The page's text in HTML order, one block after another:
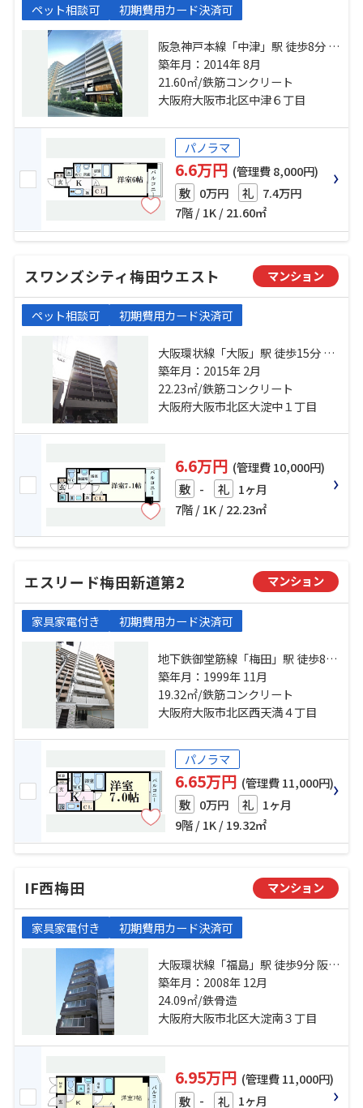
ペット相談可 初期費用カード決済可
阪急神戸本線「中津」駅 徒歩8分 大
阪環状線「大阪」駅 徒歩13分 地下
鉄御堂筋線「中津」駅 徒歩13分
築年月：2014年 8月
21.60㎡/鉄筋コンクリート
大阪府大阪市北区中津６丁目
パノラマ
6.6万円 (管理費 8,000円)
敷 0万円 礼 7.4万円
7階 / 1K / 21.60㎡
スワンズシティ梅田ウエスト マンション
ペット相談可 初期費用カード決済可
大阪環状線「大阪」駅 徒歩15分 阪
急神戸本線「中津」駅 徒歩9分 大阪
環状線「福島」駅 徒歩15分
築年月：2015年 2月
22.23㎡/鉄筋コンクリート
大阪府大阪市北区大淀中１丁目
6.6万円 (管理費 10,000円)
敷 - 礼 1ヶ月
7階 / 1K / 22.23㎡
エスリード梅田新道第2 マンション
家具家電付き 初期費用カード決済可
地下鉄御堂筋線「梅田」駅 徒歩8分
大阪環状線「大阪」駅 徒歩7分 京阪
本線「淀屋橋」駅 徒歩7分
築年月：1999年 11月
19.32㎡/鉄筋コンクリート
大阪府大阪市北区西天満４丁目
パノラマ
6.65万円 (管理費 11,000円)
敷 0万円 礼 1ヶ月
9階 / 1K / 19.32㎡
IF西梅田 マンション
家具家電付き 初期費用カード決済可
大阪環状線「福島」駅 徒歩9分 阪神
本線「福島」駅 徒歩15分 大阪環状
線「大阪」駅 徒歩15分
築年月：2008年 12月
24.09㎡/鉄骨造
大阪府大阪市北区大淀南３丁目
6.95万円 (管理費 11,000円)
敷 - 礼 1ヶ月